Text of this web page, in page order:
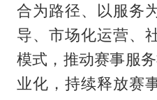
合为路径、以服务
导、市场化运营、
模式，推动赛事服
业化，持续释放赛